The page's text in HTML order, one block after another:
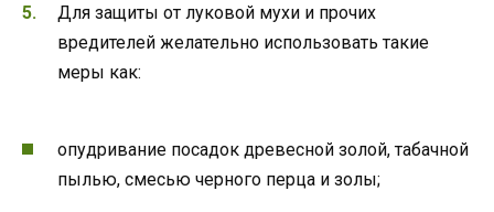
Для защиты от луковой мухи и прочих
вредителей желательно использовать такие
меры как:
опудривание посадок древесной золой, табачной
пылью, смесью черного перца и золы;